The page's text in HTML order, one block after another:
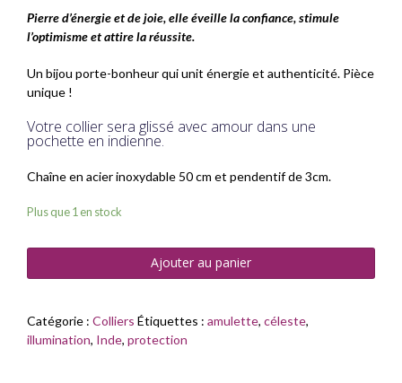
Pierre d’énergie et de joie, elle éveille la confiance, stimule
l’optimisme et attire la réussite.
Un bijou porte-bonheur qui unit énergie et authenticité. Pièce
unique !
Votre collier sera glissé avec amour dans une
pochette en indienne.
Chaîne en acier inoxydable 50 cm et pendentif de 3cm.
Plus que 1 en stock
Ajouter au panier
Catégorie : Colliers Étiquettes : amulette, céleste,
illumination, Inde, protection